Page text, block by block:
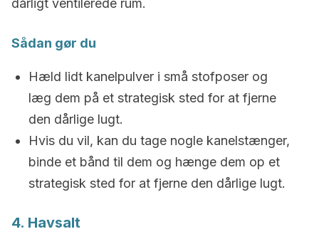
dårligt ventilerede rum.
Sådan gør du
Hæld lidt kanelpulver i små stofposer og
læg dem på et strategisk sted for at fjerne
den dårlige lugt.
Hvis du vil, kan du tage nogle kanelstænger,
binde et bånd til dem og hænge dem op et
strategisk sted for at fjerne den dårlige lugt.
4. Havsalt